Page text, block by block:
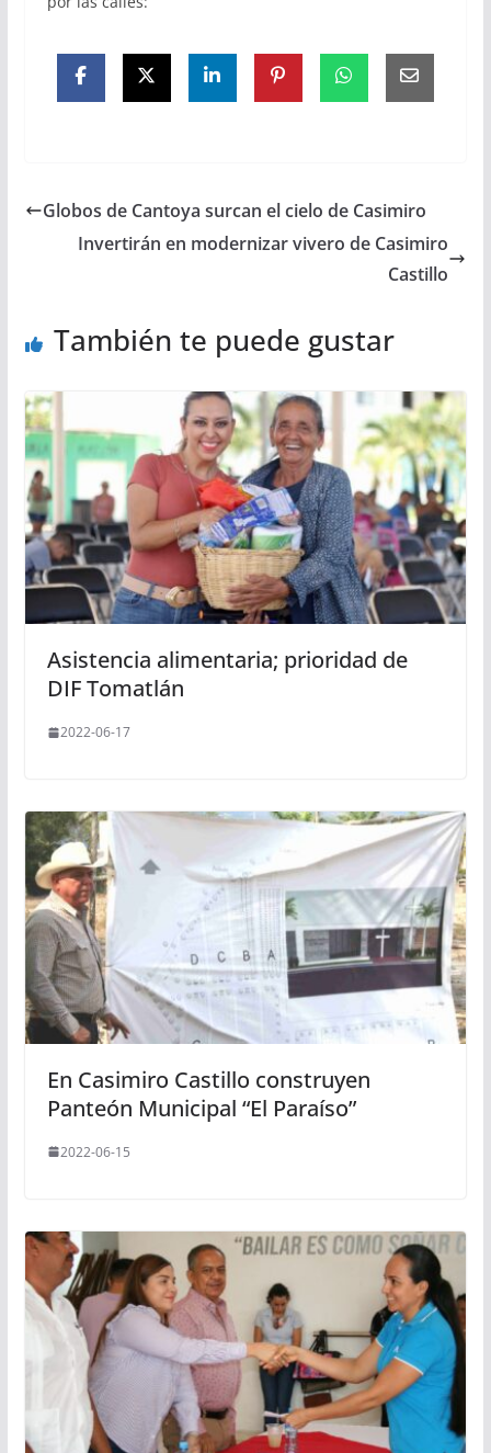
Globos de Cantoya surcan el cielo de Casimiro
Invertirán en modernizar vivero de Casimiro
Castillo
También te puede gustar
Asistencia alimentaria; prioridad de
DIF Tomatlán
2022-06-17
En Casimiro Castillo construyen
Panteón Municipal “El Paraíso”
2022-06-15